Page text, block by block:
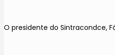
O presidente do Sintracondce,